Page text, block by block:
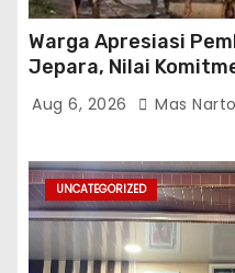
Warga Apresiasi
Jepara, Nilai
Tingkatkan
Aug 6, 2026 Mas Narto
UNCATEGORIZED